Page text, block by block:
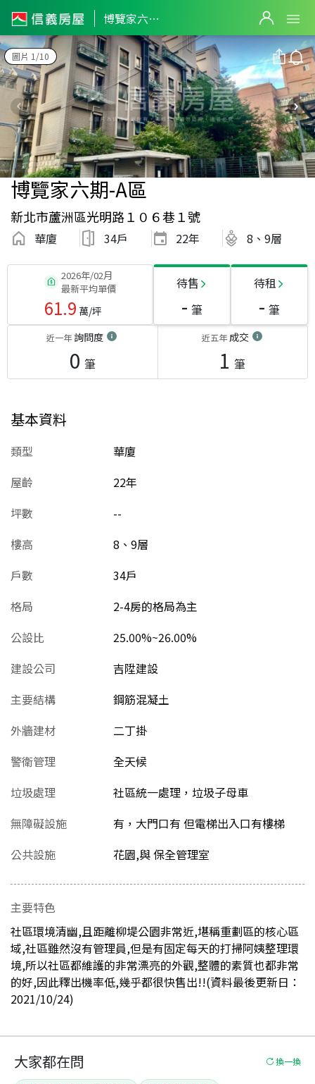
博覽家六期-A區
圖片 1/10
博覽家六期-A區
新北市蘆洲區光明路１０６巷１號
華廈 34戶 22年 8、9層
2026年/02月
最新平均單價
61.9 萬/坪
待售
- 筆
待租
- 筆
近一年詢問度
0 筆
近五年成交
1 筆
基本資料
類型
華廈
屋齡
22年
坪數
--
樓高
8、9層
戶數
34戶
格局
2-4房的格局為主
公設比
25.00%~26.00%
建設公司
吉陞建設
主要結構
鋼筋混凝土
外牆建材
二丁掛
警衛管理
全天候
垃圾處理
社區統一處理，垃圾子母車
無障礙設施
有，大門口有 但電梯出入口有樓梯
公共設施
花園,與 保全管理室
主要特色
社區環境清幽,且距離柳堤公園非常近,堪稱重劃區的核心區
域,社區雖然沒有管理員,但是有固定每天的打掃阿姨整理環
境,所以社區都維護的非常漂亮的外觀,整體的素質也都非常
的好,因此釋出機率低,幾乎都很快售出!!(資料最後更新日：
2021/10/24)
大家都在問 換一換